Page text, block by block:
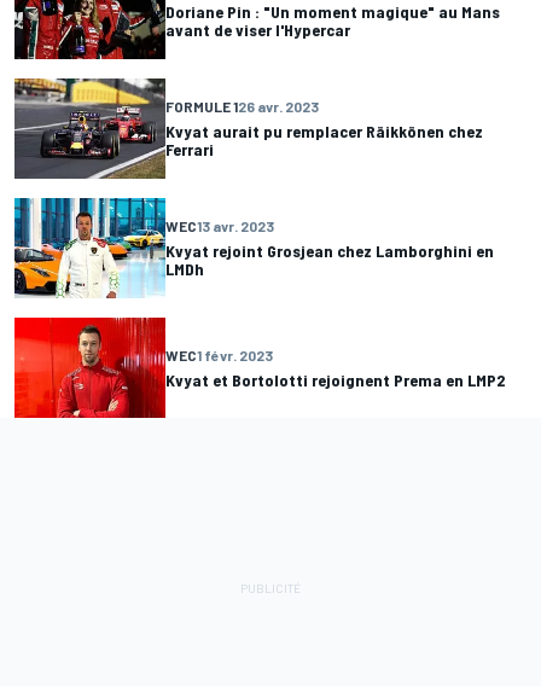
Doriane Pin : "Un moment magique" au Mans
avant de viser l'Hypercar
FORMULE 126 avr. 2023
Kvyat aurait pu remplacer Räikkönen chez
Ferrari
WEC13 avr. 2023
Kvyat rejoint Grosjean chez Lamborghini en
LMDh
WEC1 févr. 2023
Kvyat et Bortolotti rejoignent Prema en LMP2